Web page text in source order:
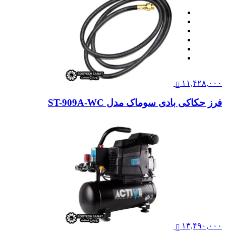
۱۱,۴۲۸,۰۰۰
فرز حکاکی بادی سوماک مدل ST-909A-WC
۱۳,۴۹۰,۰۰۰